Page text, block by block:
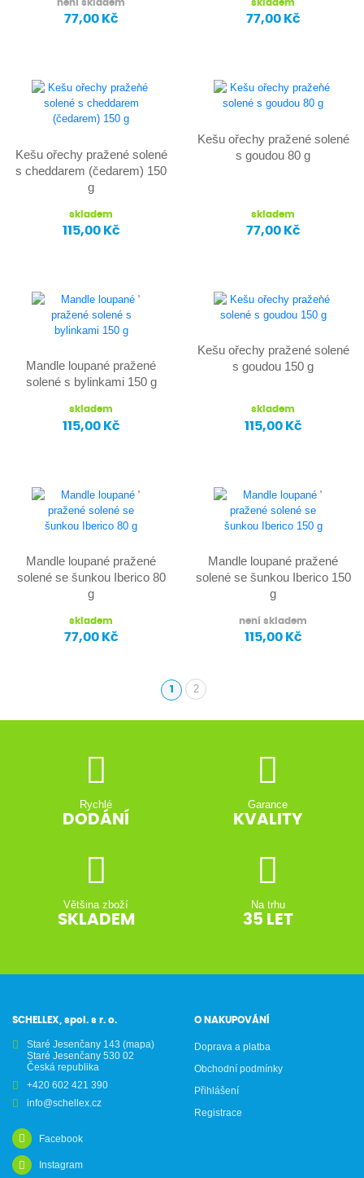
není skladem
77,00 Kč
skladem
77,00 Kč
Kešu ořechy pražené solené
s cheddarem (čedarem) 150
g
skladem
115,00 Kč
Kešu ořechy pražené solené
s goudou 80 g
skladem
77,00 Kč
Mandle loupané pražené
solené s bylinkami 150 g
skladem
115,00 Kč
Kešu ořechy pražené solené
s goudou 150 g
skladem
115,00 Kč
Mandle loupané pražené
solené se šunkou Iberico 80
g
skladem
77,00 Kč
Mandle loupané pražené
solené se šunkou Iberico 150
g
není skladem
115,00 Kč
1(aktuální)
2
Rychlé
DODÁNÍ
Garance
KVALITY
Většina zboží
SKLADEM
Na trhu
35 LET
SCHELLEX, spol. s r. o.
Staré Jesenčany 143 (mapa)
Staré Jesenčany 530 02
Česká republika
+420 602 421 390
info@schellex.cz
Facebook
Instagram
O NAKUPOVÁNÍ
Doprava a platba
Obchodní podmínky
Přihlášení
Registrace